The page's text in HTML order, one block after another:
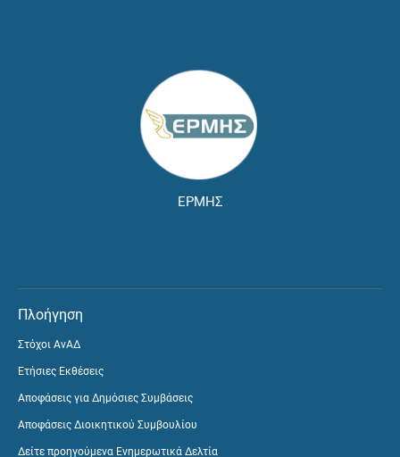
ΕΡΜΗΣ
Πλοήγηση
Στόχοι ΑνΑΔ
Ετήσιες Εκθέσεις
Αποφάσεις για Δημόσιες Συμβάσεις
Αποφάσεις Διοικητικού Συμβουλίου
Δείτε προηγούμενα Ενημερωτικά Δελτία